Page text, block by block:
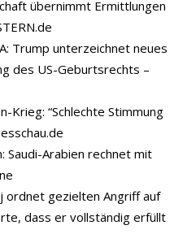
übernimmt Ermittlungen
Trump unterzeichnet neues
des US-Geburtsrechts –
Krieg: “Schlechte Stimmung
Saudi-Arabien rechnet mit
ordnet gezielten Angriff auf
dass er vollständig erfüllt